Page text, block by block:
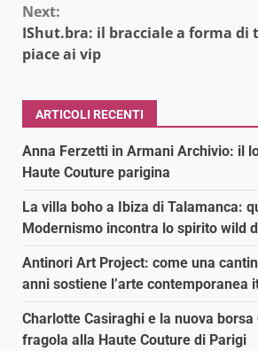
Next:
IShut.bra: il bracciale a forma di
piace ai vip
ARTICOLI RECENTI
Anna Ferzetti in Armani Archivio: il
Haute Couture parigina
La villa boho a Ibiza di Talamanca:
Modernismo incontra lo spirito wild
Antinori Art Project: come una
anni sostiene l’arte contemporanea
Charlotte Casiraghi e la nuova borsa
fragola alla Haute Couture di Parigi